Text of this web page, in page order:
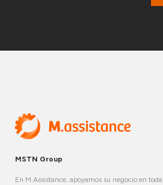
MSTN Group
En M.Assistance, apoyamos su negocio en